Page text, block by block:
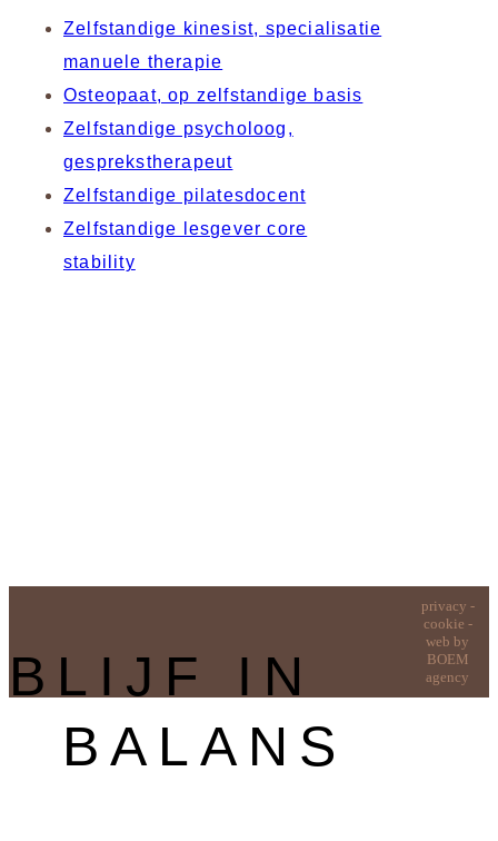
Zelfstandige kinesist, specialisatie
manuele therapie
Osteopaat, op zelfstandige basis
Zelfstandige psycholoog,
gesprekstherapeut
Zelfstandige pilatesdocent
Zelfstandige lesgever core
stability
B LIJF IN
BALANS
privacy -
cookie -
web by
BOEM
agency